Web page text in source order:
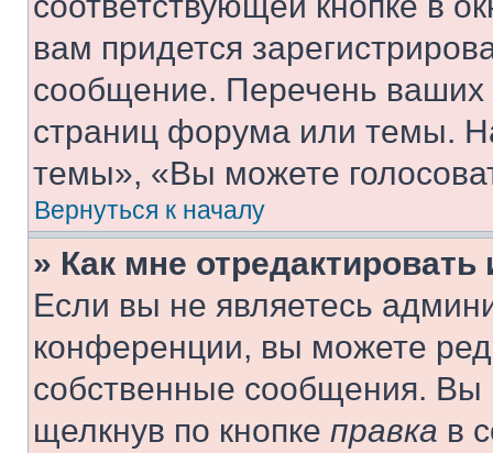
вам придется
сообщение. Перечень ваших
страниц форума или темы.
темы», «Вы можете
Вернуться к началу
» Как мне
Если вы не являетесь
конференции, вы можете
собственные сообщения. Вы
щелкнув по кнопке правка в